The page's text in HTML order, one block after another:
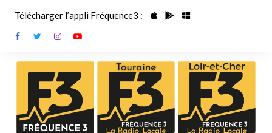
contenu
Télécharger l’appli Fréquence3 :